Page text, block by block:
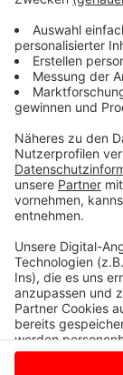
L42
Seite) in
Vollsperrung
Durchfahrt von
nicht möglich.
Anzeige
Anzeige